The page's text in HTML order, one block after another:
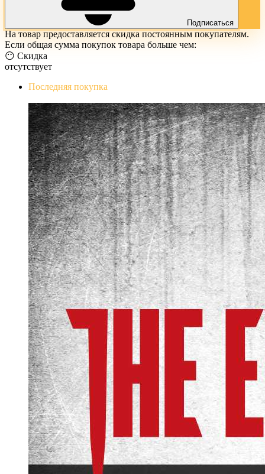
Подписаться
На товар предоставляется скидка постоянным покупателям.
Если общая сумма покупок товара больше чем:
😶 Скидка
отсутствует
Последняя покупка